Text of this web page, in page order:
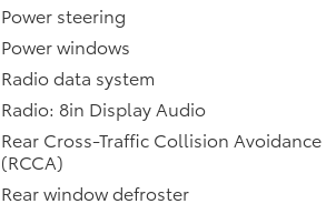
Power steering
Power windows
Radio data system
Radio: 8in Display Audio
Rear Cross-Traffic Collision Avoidance
(RCCA)
Rear window defroster